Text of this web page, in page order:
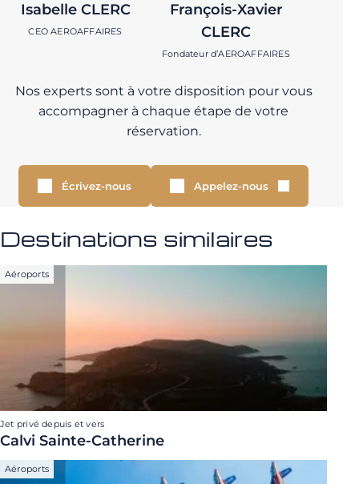
Isabelle CLERC
CEO AEROAFFAIRES
François-Xavier
CLERC
Fondateur d’AEROAFFAIRES
Nos experts sont à votre disposition pour vous
accompagner à chaque étape de votre
réservation.
Écrivez-nous Appelez-nous
Destinations similaires
Aéroports
Jet privé depuis et vers
Calvi Sainte-Catherine
Aéroports